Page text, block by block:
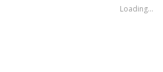
Loading...